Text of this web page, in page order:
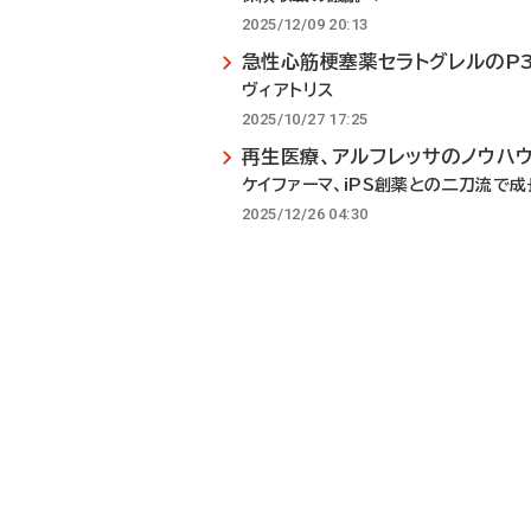
2025/12/09 20:13
急性心筋梗塞薬セラトグレルの
ヴィアトリス
2025/10/27 17:25
再生医療、アルフレッサのノウハ
ケイファーマ、iPS創薬との二刀流で
2025/12/26 04:30